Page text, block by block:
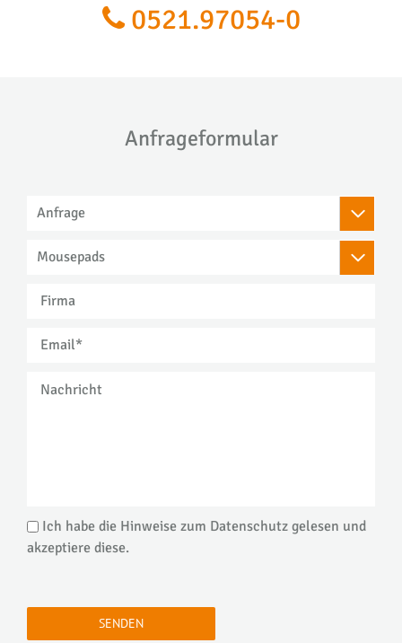
0521.97054-0
Anfrageformular


Ich habe die Hinweise zum Datenschutz gelesen und
akzeptiere diese.